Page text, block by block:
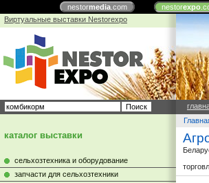
nestormedia.com nestorexpo
Виртуальные выставки Nestorexpo
каталог выставки
сельхозтехника и оборудование
запчасти для сельхозтехники